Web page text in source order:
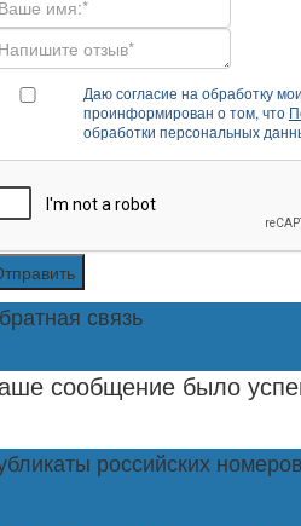
Даю согласие на обработку
проинформирован о том, что
обработки персональных
связь
сообщение было
российских номеров